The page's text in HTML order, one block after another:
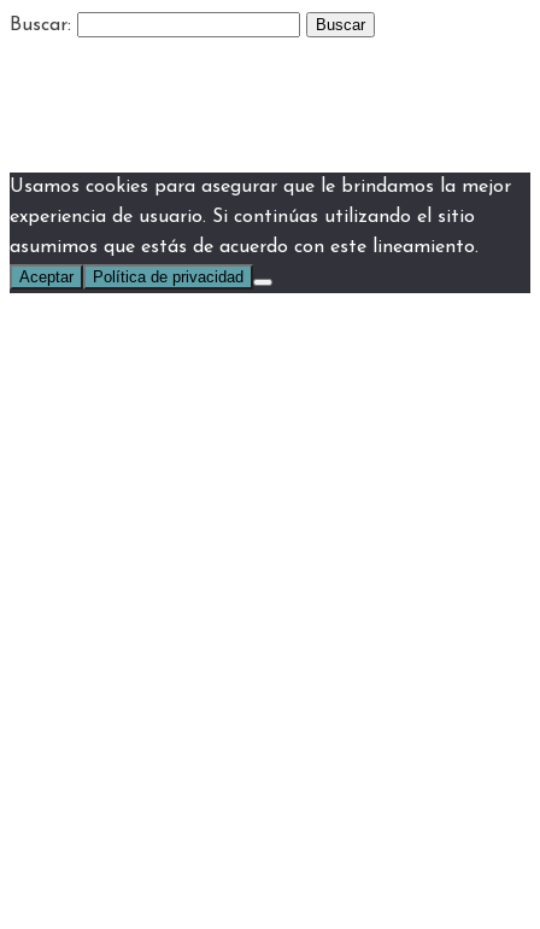
Buscar:
Usamos cookies para asegurar que le brindamos la mejor
experiencia de usuario. Si continúas utilizando el sitio
asumimos que estás de acuerdo con este lineamiento.
Aceptar Política de privacidad